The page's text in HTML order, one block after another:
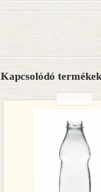
Kapcsolódó